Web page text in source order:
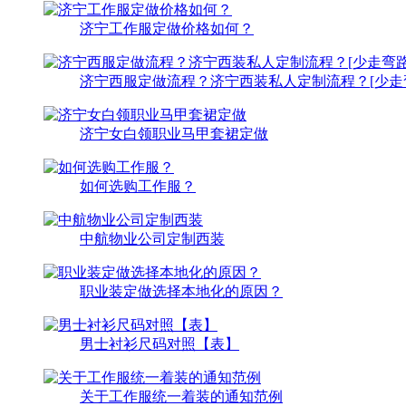
济宁工作服定做价格如何？
济宁西服定做流程？济宁西装私人定制流程？[少
济宁女白领职业马甲套裙定做
如何选购工作服？
中航物业公司定制西装
职业装定做选择本地化的原因？
男士衬衫尺码对照【表】
关于工作服统一着装的通知范例